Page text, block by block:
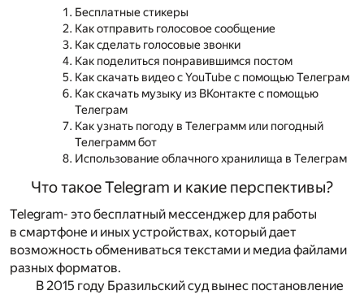
Бесплатные стикеры
Как отправить голосовое сообщение
Как сделать голосовые звонки
Как поделиться понравившимся постом
Как скачать видео с YouTube с помощью Телеграм
Как скачать музыку из ВКонтакте с помощью
Телеграм
Как узнать погоду в Телеграмм или погодный
Телеграмм бот
Использование облачного хранилища в Телеграм
Что такое Telegram и какие перспективы?
Telegram- это бесплатный мессенджер для работы
в смартфоне и иных устройствах, который дает
возможность обмениваться текстами и медиа файлами
разных форматов.
В 2015 году Бразильский суд вынес постановление